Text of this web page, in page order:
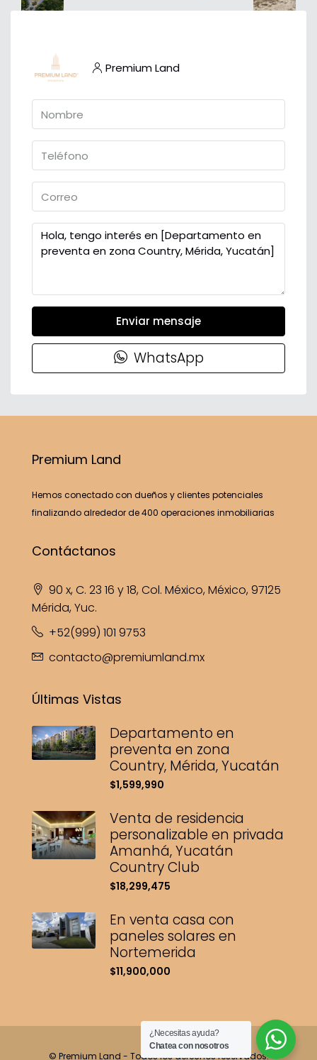
Premium Land
Enviar mensaje
WhatsApp
Premium Land
Hemos conectado con dueños y clientes potenciales
finalizando alrededor de 400 operaciones inmobiliarias
Contáctanos
90 x, C. 23 16 y 18, Col. México, México, 97125
Mérida, Yuc.
+52(999) 101 9753
contacto@premiumland.mx
Últimas Vistas
Departamento en
preventa en zona
Country, Mérida, Yucatán
$1,599,990
Venta de residencia
personalizable en privada
Amanhá, Yucatán
Country Club
$18,299,475
En venta casa con
paneles solares en
Nortemerida
$11,900,000
© Premium Land - Todos los derechos reservados.
¿Necesitas ayuda?
Chatea con nosotros